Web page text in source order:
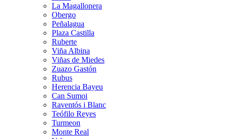
La Magallonera
Obergo
Peñalagua
Plaza Castilla
Ruberte
Viña Albina
Viñas de Miedes
Zuazo Gastón
Rubus
Herencia Bayeu
Can Sumoi
Raventós i Blanc
Teófilo Reyes
Turmeon
Monte Real